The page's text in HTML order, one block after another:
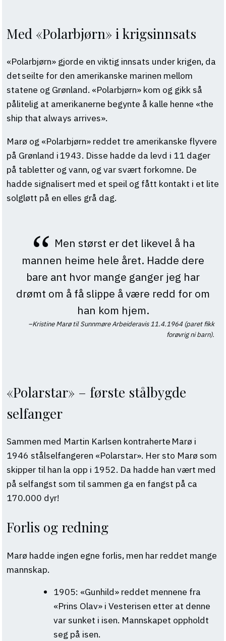
Med «Polarbjørn» i krigsinnsats
«Polarbjørn» gjorde en viktig innsats under krigen, da
det seilte for den amerikanske marinen mellom
statene og Grønland. «Polarbjørn» kom og gikk så
pålitelig at amerikanerne begynte å kalle henne «the
ship that always arrives».
Marø og «Polarbjørn» reddet tre amerikanske flyvere
på Grønland i 1943. Disse hadde da levd i 11 dager
på tabletter og vann, og var svært forkomne. De
hadde signalisert med et speil og fått kontakt i et lite
solgløtt på en elles grå dag.
Men størst er det likevel å ha
mannen heime hele året. Hadde dere
bare ant hvor mange ganger jeg har
drømt om å få slippe å være redd for om
han kom hjem.
Kristine Marø til Sunnmøre Arbeideravis 11.4.1964 (paret fikk
forøvrig ni barn).
«Polarstar» – første stålbygde
selfanger
Sammen med Martin Karlsen kontraherte Marø i
1946 stålselfangeren «Polarstar». Her sto Marø som
skipper til han la opp i 1952. Da hadde han vært med
på selfangst som til sammen ga en fangst på ca
170.000 dyr!
Forlis og redning
Marø hadde ingen egne forlis, men har reddet mange
mannskap.
1905: «Gunhild» reddet mennene fra
«Prins Olav» i Vesterisen etter at denne
var sunket i isen. Mannskapet oppholdt
seg på isen.